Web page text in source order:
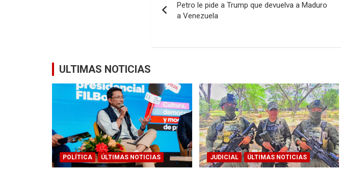
de
Petro le pide a Trump que devuelva a Maduro
a Venezuela
ULTIMAS NOTICIAS
POLÍTICA ÚLTIMAS NOTICIAS JUDICIAL ÚLTIMAS NOTICIAS